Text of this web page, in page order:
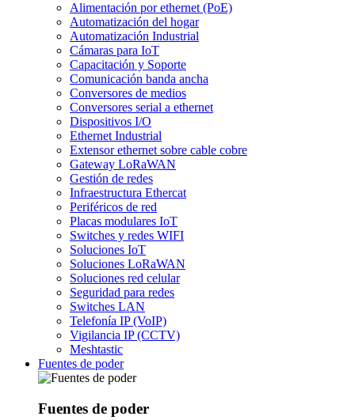
Alimentación por ethernet (PoE)
Automatización del hogar
Automatización Industrial
Cámaras para IoT
Capacitación y Soporte
Comunicación banda ancha
Conversores de medios
Conversores serial a ethernet
Dispositivos I/O
Ethernet Industrial
Extensor ethernet sobre cable cobre
Gateway LoRaWAN
Gestión de redes
Infraestructura Ethercat
Periféricos de red
Placas modulares IoT
Switches y redes WIFI
Soluciones IoT
Soluciones LoRaWAN
Soluciones red celular
Seguridad para redes
Switches LAN
Telefonía IP (VoIP)
Vigilancia IP (CCTV)
Meshtastic
Fuentes de poder
Fuentes de poder